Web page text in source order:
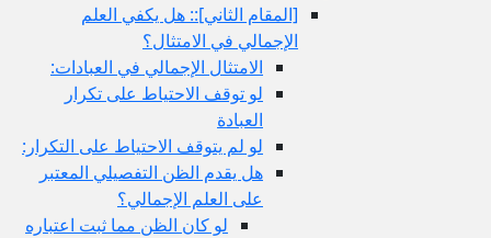
[المقام الثاني‏]:: هل يكفي العلم
الإجمالي في الامتثال؟
الامتثال الإجمالي في العبادات:
لو توقف الاحتياط على تكرار
لو لم يتوقف الاحتياط على التكرار:
هل يقدم الظن التفصيلي المعتبر
على العلم الإجمالي؟
لو كان الظن مما ثبت اعتباره